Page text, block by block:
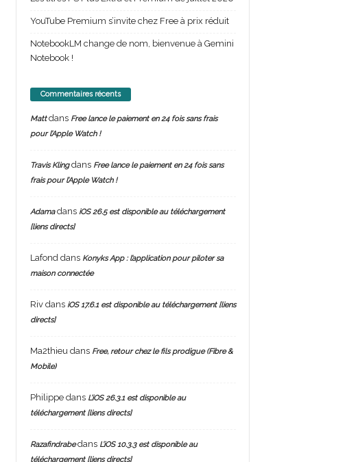
YouTube Premium s’invite chez Free à prix réduit
NotebookLM change de nom, bienvenue à Gemini
Notebook !
Commentaires récents
Mattdans Free lance le paiement en 24 fois sans frais
pour l’Apple Watch !
Travis Klingdans Free lance le paiement en 24 fois sans
frais pour l’Apple Watch !
Adamadans iOS 26.5 est disponible au téléchargement
[liens directs]
Lafond dans Konyks App : l’application pour piloter sa
maison connectée
Rivdans iOS 17.6.1 est disponible au téléchargement [liens
directs]
Ma2thieu dans Free, retour chez le fils prodigue (Fibre &
Mobile)
Philippedans L’iOS 26.3.1 est disponible au
téléchargement [liens directs]
Razafindrabedans L’iOS 10.3.3 est disponible au
téléchargement [liens directs]